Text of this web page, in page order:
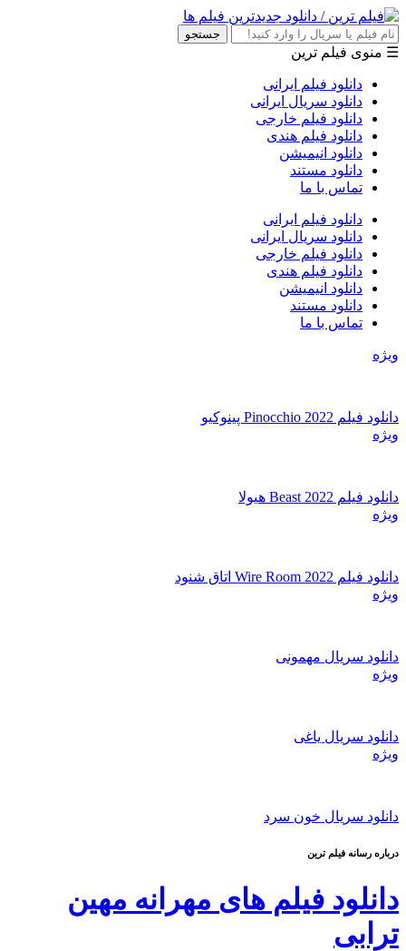
جستجو
☰ منوی فیلم ترین
دانلود فیلم ایرانی
دانلود سریال ایرانی
دانلود فیلم خارجی
دانلود فیلم هندی
دانلود انیمیشن
دانلود مستند
تماس با ما
دانلود فیلم ایرانی
دانلود سریال ایرانی
دانلود فیلم خارجی
دانلود فیلم هندی
دانلود انیمیشن
دانلود مستند
تماس با ما
ویژه
دانلود فیلم Pinocchio 2022 پینوکیو
ویژه
دانلود فیلم Beast 2022 هیولا
ویژه
دانلود فیلم Wire Room 2022 اتاق شنود
ویژه
دانلود سریال مهمونی
ویژه
دانلود سریال یاغی
ویژه
دانلود سریال خون سرد
درباره رسانه فیلم ترین
دانلود فیلم های مهرانه مهین
ترابی